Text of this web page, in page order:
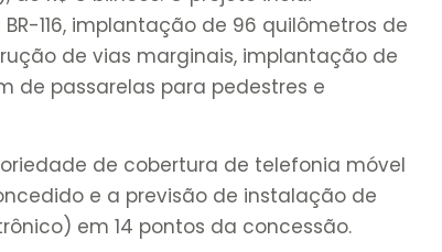
116, implantação de 96 quilômetros de
de vias marginais, implantação de
de passarelas para pedestres e
de cobertura de telefonia móvel
e a previsão de instalação de
em 14 pontos da concessão.